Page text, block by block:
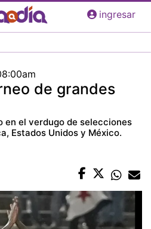
Pasar
al
principal
ingresar
de grandes
en el verdugo de selecciones
Estados Unidos y México.